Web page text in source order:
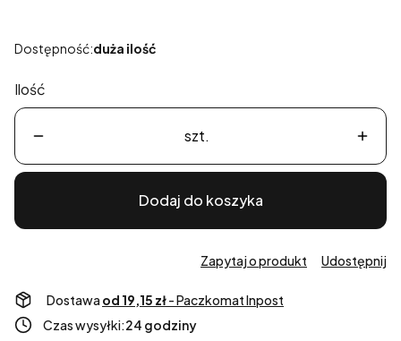
Dostępność:duża ilość
Ilość
szt.
Dodaj do koszyka
Zapytaj o produkt Udostępnij
Dostawa od 19,15 zł- Paczkomat Inpost
Czas wysyłki:24 godziny